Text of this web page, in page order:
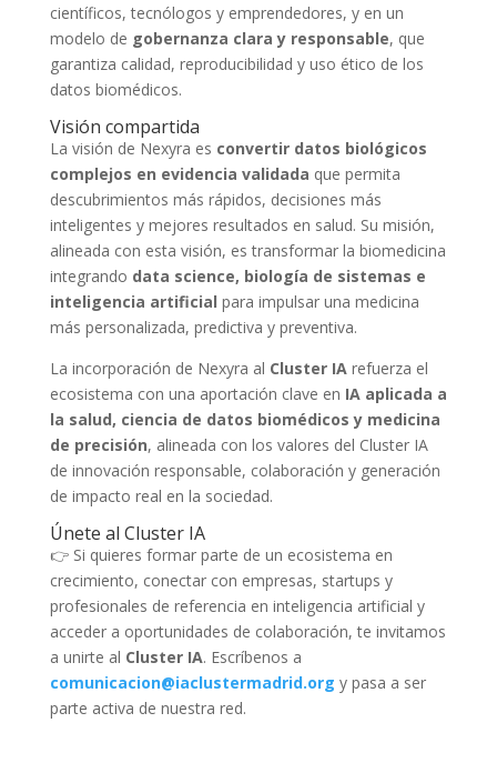
científicos, tecnólogos y emprendedores, y en un
modelo de gobernanza clara y responsable, que
garantiza calidad, reproducibilidad y uso ético de los
datos biomédicos.
Visión compartida
La visión de Nexyra es convertir datos biológicos
complejos en evidencia validada que permita
descubrimientos más rápidos, decisiones más
inteligentes y mejores resultados en salud. Su misión,
alineada con esta visión, es transformar la biomedicina
integrando data science, biología de sistemas e
inteligencia artificial para impulsar una medicina
más personalizada, predictiva y preventiva.
La incorporación de Nexyra al Cluster IArefuerza el
ecosistema con una aportación clave en IA aplicada a
la salud, ciencia de datos biomédicos y medicina
de precisión, alineada con los valores del Cluster IA
de innovación responsable, colaboración y generación
de impacto real en la sociedad.
Únete al Cluster IA
👉 Si quieres formar parte de un ecosistema en
crecimiento, conectar con empresas, startups y
profesionales de referencia en inteligencia artificial y
acceder a oportunidades de colaboración, te invitamos
a unirte al Cluster IA. Escríbenos a
comunicacion@iaclustermadrid.org y pasa a ser
parte activa de nuestra red.